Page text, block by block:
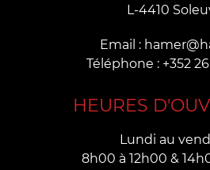
L-4410
Email :
Téléphone : +352
HEURES
Lundi au
8h00 à 12h00 &